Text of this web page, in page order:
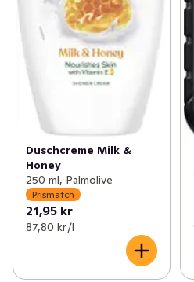
Duschcreme Milk &
Honey
250 ml, Palmolive
Prismatch
21,95 kr
87,80 kr /l